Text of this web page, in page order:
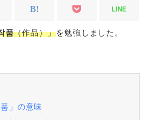
LINE
품（作品）」を勉強しました。
」の意味